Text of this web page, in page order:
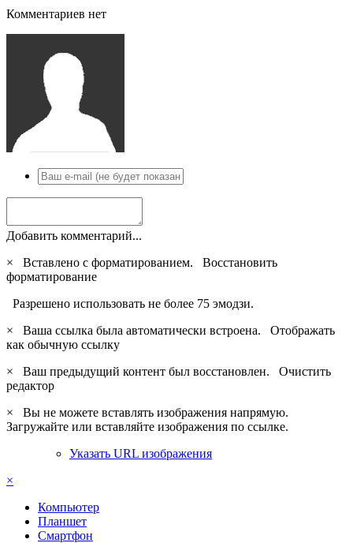
Комментариев нет
Добавить комментарий...
×
Вставлено с форматированием. Восстановить
форматирование
Разрешено использовать не более 75 эмодзи.
×
Ваша ссылка была автоматически встроена. Отображать
как обычную ссылку
×
Ваш предыдущий контент был восстановлен. Очистить
редактор
×
Вы не можете вставлять изображения напрямую.
Загружайте или вставляйте изображения по ссылке.
Указать URL изображения
×
Компьютер
Планшет
Смартфон